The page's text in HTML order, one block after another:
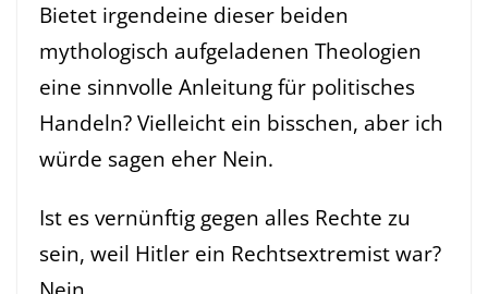
Bietet irgendeine dieser beiden
mythologisch aufgeladenen Theologien
eine sinnvolle Anleitung für politisches
Handeln? Vielleicht ein bisschen, aber ich
würde sagen eher Nein.
Ist es vernünftig gegen alles Rechte zu
sein, weil Hitler ein Rechtsextremist war?